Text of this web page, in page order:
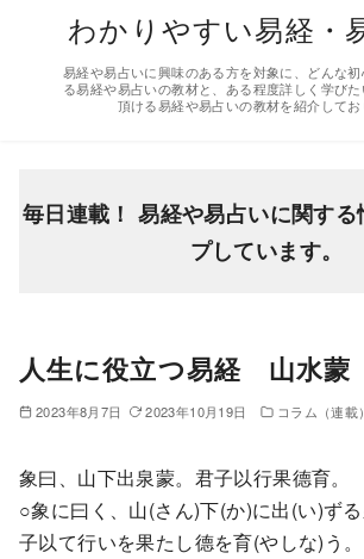
わかりやすい易経・
易経や易占いに興味のある方を対象に、どんな
る易経や易占いの教材と、ある程度詳しく学び
頂ける易経や易占いの教材を紹介してお
毎日連載！ 易経や易占いに関す
プしています。
人生に役立つ易経 山水蒙
2023年8月7日 2023年10月19日 コラム（連載
象曰、山下出泉蒙。君子以行果德育。
○象に曰く、山(さん)下(か)に出(い)ず
子以て行いを果たし德を育(やしな)う。